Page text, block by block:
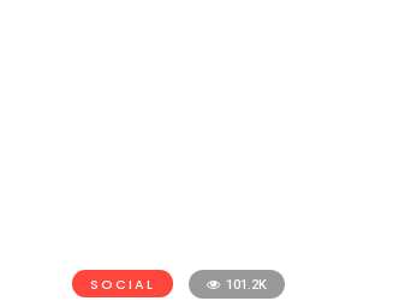
SOCIAL 101.2K